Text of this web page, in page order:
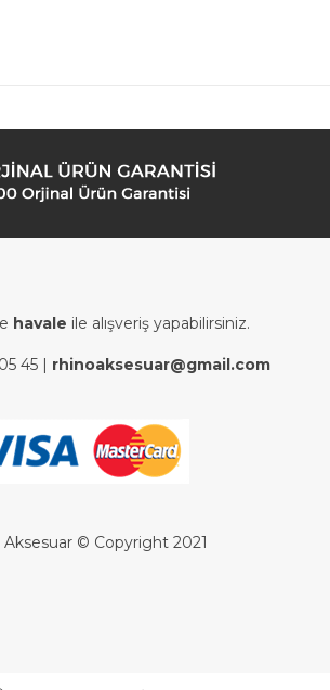
havale ile alışveriş yapabilirsiniz.
45 | rhinoaksesuar@gmail.com
Aksesuar © Copyright 2021